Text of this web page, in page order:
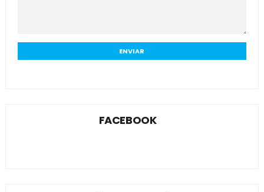
FACEBOOK